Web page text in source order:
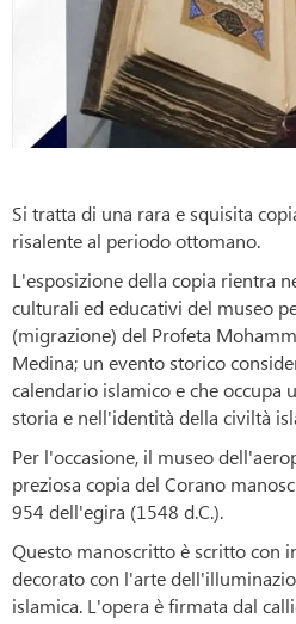
Si tratta di una rara e squisita
risalente al periodo ottomano.
L'esposizione della copia rientra
culturali ed educativi del museo
(migrazione) del Profeta
Medina; un evento storico
calendario islamico e che occupa
storia e nell'identità della civiltà
Per l'occasione, il museo
preziosa copia del Corano
954 dell'egira (1548 d.C.).
Questo manoscritto è scritto con
decorato con l'arte
islamica. L'opera è firmata dal